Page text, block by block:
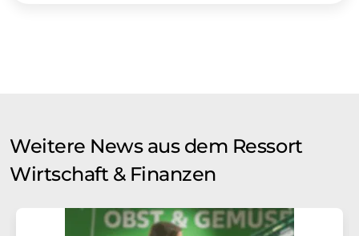
Weitere News aus dem Ressort
Wirtschaft & Finanzen